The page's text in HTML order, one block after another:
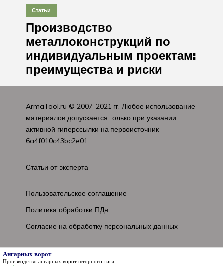
Статьи
Производство
металлоконструкций по
индивидуальным проектам:
преимущества и риски
ArmaTool.ru © 2007-2021 гг. Любое использование
материалов допускается только при указании
активной гиперссылки на первоисточник
6a4f010c43bc2e01
Статьи от эксперта
Пользовательское соглашение
Политика обработки ПДн
Согласие на обработку персональных данных
Ангарных ворот
Производство ангарных ворот шторного типа